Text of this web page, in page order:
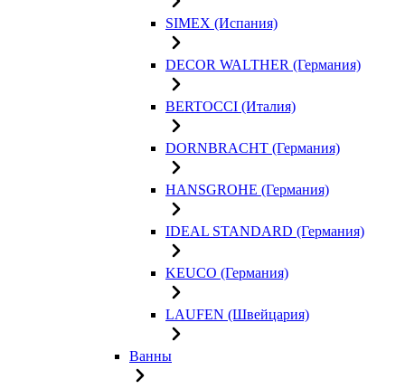
SIMEX (Испания)
DECOR WALTHER (Германия)
BERTOCCI (Италия)
DORNBRACHT (Германия)
HANSGROHE (Германия)
IDEAL STANDARD (Германия)
KEUCO (Германия)
LAUFEN (Швейцария)
Ванны